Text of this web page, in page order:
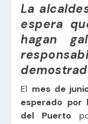
La
espera
hagan
El mes de
esperado por
del Puerto